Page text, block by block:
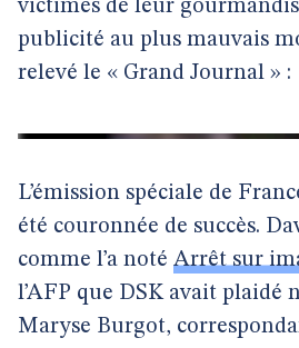
victimes de leur
publicité au plus mauvais
relevé le « Grand Journal » :
L’émission spéciale de
été couronnée de succès.
comme l’a noté Arrêt sur
l’AFP que DSK avait plaidé
Maryse Burgot,